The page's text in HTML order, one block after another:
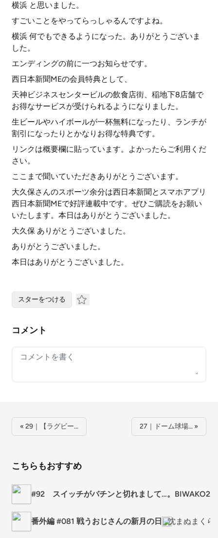
横浜 と思いました。
すごいことをやってらっしゃるんですよね。
横浜 何でもできるようになった。ありがとうございま
した。
エンディングの前に一つお知らせです。
西日本新聞MEの会員特典として、
天神ビジネスセンタービルの飲食店街、稲地下8店舗で
お得なサービスが受けられるようになりました。
生ビールやハイボールが一杯無料になったり、ランチが
割引になったりとかなりお得な特典です。
リンクは概要欄に貼っています。よかったらご利用くだ
さい。
ここまで聞いていただきありがとうございます。
大久保さんのスポーツ余分は西日本新聞とスマホアプリ
西日本新聞MEで好評連載中です。ぜひご購読をお願い
いたします。本日はありがとうございました。
大久保 ありがとうございました。
ありがとうございました。
本日はありがとうございました。
スターをつける
コメント
Your comment
« 29｜【ラグビー… 27｜ドーム球場… »
こちらもおすすめ
#92 スイッチがバチンと切れまして…。BIWAKO24
番外編 #081 戦うおじさんの新月の日 沈まぬまくら